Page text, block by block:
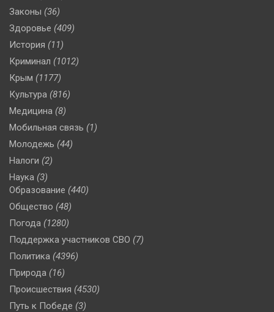
Законы (36)
Здоровье (409)
История (11)
Криминал (1012)
Крым (1177)
Культура (816)
Медицина (8)
Мобильная связь (1)
Молодежь (44)
Налоги (2)
Наука (3)
Образование (440)
Общество (48)
Погода (1280)
Поддержка участников СВО (7)
Политика (4396)
Природа (16)
Происшествия (4530)
Путь к Победе (3)